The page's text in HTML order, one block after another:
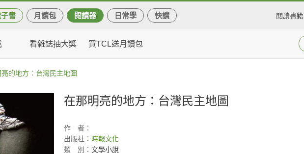
書 月讀包 閱讀器 日常學 快讀 閱讀書籍
看雜誌抽大獎 買TCL送月讀包
的地方：台灣民主地圖
在那明亮的地方：台灣民主地圖
作
者：
出版社： 時報文化
類
別： 文學小說